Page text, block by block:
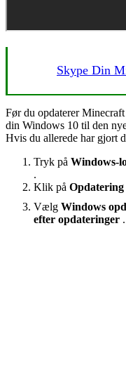
Skype Din
Før du opdaterer
din Windows 10 til den
Hvis du allerede har gjort
Tryk på Windows-
.
Klik på Opdatering
Vælg Windows
efter opdateringer .